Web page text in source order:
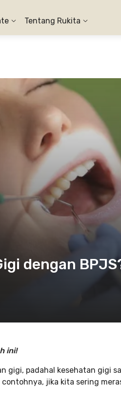
Tentang Rukita
dengan
ini!
gigi, padahal kesehatan gigi
jika kita sering